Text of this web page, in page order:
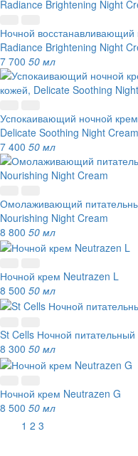
Ночной
Radiance Brightening Night
7 700 50 мл
Успокаивающий ночной крем
Delicate Soothing Night Cream
7 400 50 мл
Омолаживающий
Nourishing Night Cream
8 800 50 мл
Ночной крем Neutrazen L
8 500 50 мл
St Cells Ночной
8 300 50 мл
Ночной крем Neutrazen G
8 500 50 мл
1 2 3